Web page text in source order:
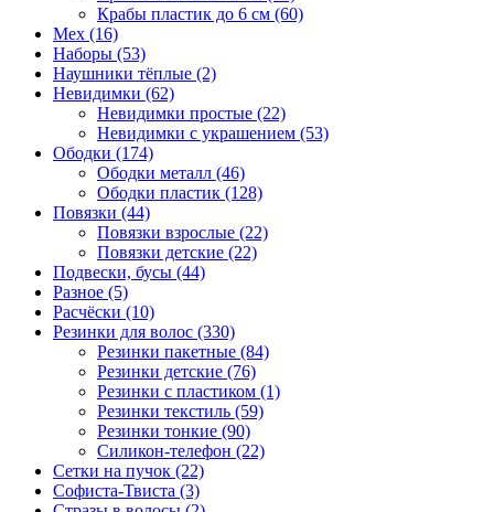
Крабы пластик до 6 см (60)
Мех (16)
Наборы (53)
Наушники тёплые (2)
Невидимки (62)
Невидимки простые (22)
Невидимки с украшением (53)
Ободки (174)
Ободки металл (46)
Ободки пластик (128)
Повязки (44)
Повязки взрослые (22)
Повязки детские (22)
Подвески, бусы (44)
Разное (5)
Расчёски (10)
Резинки для волос (330)
Резинки пакетные (84)
Резинки детские (76)
Резинки с пластиком (1)
Резинки текстиль (59)
Резинки тонкие (90)
Силикон-телефон (22)
Сетки на пучок (22)
Софиста-Твиста (3)